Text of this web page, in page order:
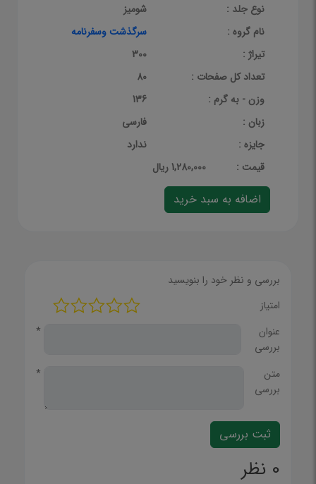
نوع جلد :
شومیز
نام گروه :
سرگذشت وسفرنامه
تیراژ :
300
تعداد کل صفحات :
80
وزن - به گرم :
136
زبان :
فارسی
جایزه :
ندارد
قيمت :
1,280,000 ریال
بررسی و نظر خود را بنویسید
امتیاز
عنوان
بررسی
*
متن
بررسی
*
0 نظر